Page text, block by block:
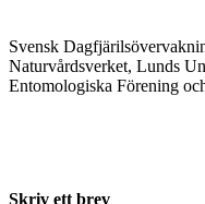
Svensk
Naturvårdsverket, Lunds
Entomologiska Förening
Skriv ett brev